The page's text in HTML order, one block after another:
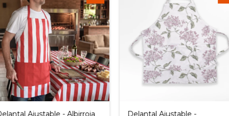
Ajustable - Albirroja
Delantal Ajustable -